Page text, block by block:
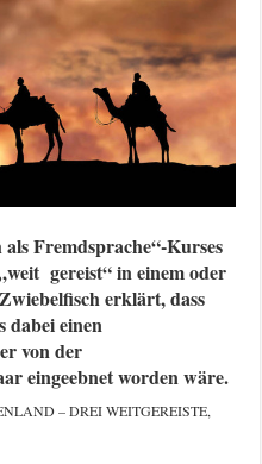
Fremdsprache“-Kurses
gereist“ in einem oder
erklärt, dass
dabei einen
von der
eingeebnet worden wäre.
– DREI WEITGEREISTE,